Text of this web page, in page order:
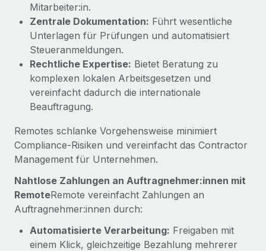
Auch im neuen Jahr wollen wir bei Remote Unternehmen
aller Größen dabei unterstützen, die beste...
Mehr erfahren
Wie Phiture 55 Mitarbeiter:innen in 19 Ländern
mit Remote verwaltet
Phiture ist der unumstrittene Marktführer im Bereich der
Wachstumsberatung für mobile Apps. Das...
Mehr erfahren
Mitarbeiter:in.
Zentrale Dokumentation: Führt wesentliche
Unterlagen für Prüfungen und automatisiert
Steueranmeldungen.
Rechtliche Expertise: Bietet Beratung zu
komplexen lokalen Arbeitsgesetzen und
vereinfacht dadurch die internationale
Beauftragung.
Remotes schlanke Vorgehensweise minimiert
Compliance-Risiken und vereinfacht das Contractor
Management für Unternehmen.
Nahtlose Zahlungen an Auftragnehmer:innen mit
RemoteRemote vereinfacht Zahlungen an
Auftragnehmer:innen durch:
Automatisierte Verarbeitung: Freigaben mit
einem Klick, gleichzeitige Bezahlung mehrerer